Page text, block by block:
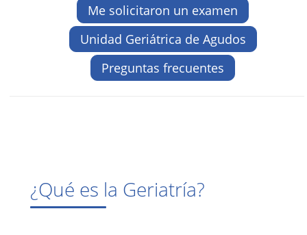
Me solicitaron un examen
Unidad Geriátrica de Agudos
Preguntas frecuentes
¿Qué es la Geriatría?